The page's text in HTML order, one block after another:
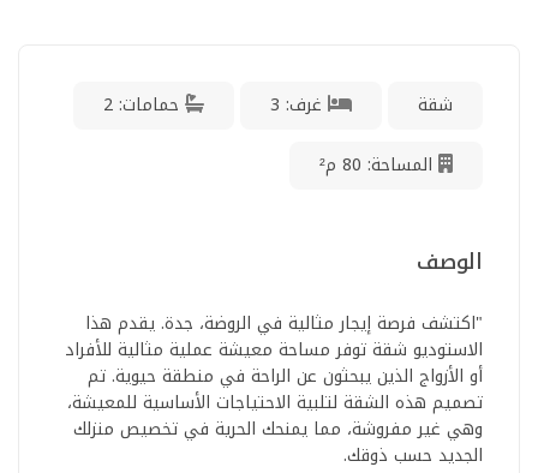
شقة غرف: 3
حمامات: 2
المساحة: 80 م²
الوصف
"اكتشف فرصة إيجار مثالية في الروضة، جدة. يقدم هذا
الاستوديو شقة توفر مساحة معيشة عملية مثالية للأفراد
أو الأزواج الذين يبحثون عن الراحة في منطقة حيوية. تم
تصميم هذه الشقة لتلبية الاحتياجات الأساسية للمعيشة،
وهي غير مفروشة، مما يمنحك الحرية في تخصيص منزلك
الجديد حسب ذوقك.